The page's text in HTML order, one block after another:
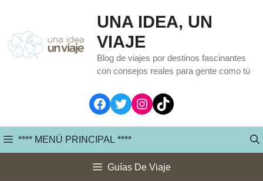
contenido
UNA IDEA, UN
VIAJE
Blog de viajes por destinos fascinantes
con consejos reales para gente como tú
Facebook
TwitterInstagram
TikTok
**** MENÚ PRINCIPAL ****
Guías De Viaje